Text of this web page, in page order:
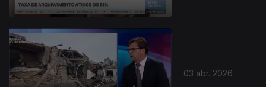
03 abr. 2026